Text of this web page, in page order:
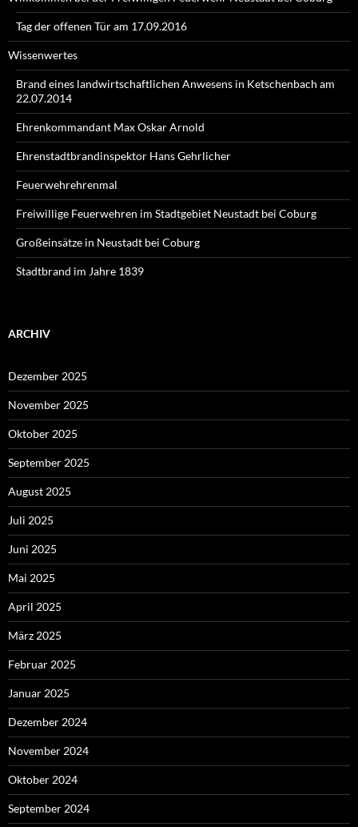
Tag der offenen Tür am 17.09.2016
Wissenwertes
Brand eines landwirtschaftlichen Anwesens in Ketschenbach am
22.07.2014
Ehrenkommandant Max Oskar Arnold
Ehrenstadtbrandinspektor Hans Gehrlicher
Feuerwehrehrenmal
Freiwillige Feuerwehren im Stadtgebiet Neustadt bei Coburg
Großeinsätze in Neustadt bei Coburg
Stadtbrand im Jahre 1839
ARCHIV
Dezember 2025
November 2025
Oktober 2025
September 2025
August 2025
Juli 2025
Juni 2025
Mai 2025
April 2025
März 2025
Februar 2025
Januar 2025
Dezember 2024
November 2024
Oktober 2024
September 2024